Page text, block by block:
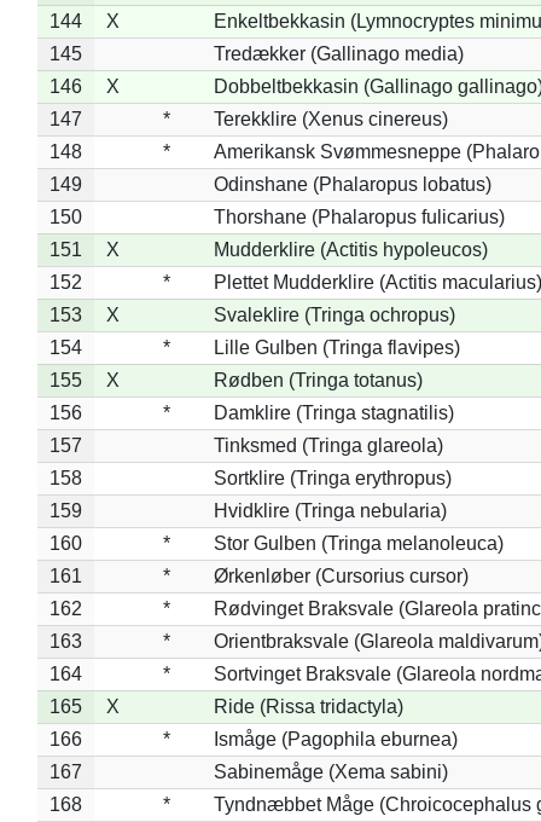
144
X
Enkeltbekkasin (Lymnocryptes
145
Tredækker (Gallinago media)
146
X
Dobbeltbekkasin (Gallinago
147
*
Terekklire (Xenus cinereus)
148
*
Amerikansk Svømmesneppe
149
Odinshane (Phalaropus lobatus)
150
Thorshane (Phalaropus fulicarius)
151
X
Mudderklire (Actitis hypoleucos)
152
*
Plettet Mudderklire (Actitis macularius)
153
X
Svaleklire (Tringa ochropus)
154
*
Lille Gulben (Tringa flavipes)
155
X
Rødben (Tringa totanus)
156
*
Damklire (Tringa stagnatilis)
157
Tinksmed (Tringa glareola)
158
Sortklire (Tringa erythropus)
159
Hvidklire (Tringa nebularia)
160
*
Stor Gulben (Tringa melanoleuca)
161
*
Ørkenløber (Cursorius cursor)
162
*
Rødvinget Braksvale (Glareola
163
*
Orientbraksvale (Glareola
164
*
Sortvinget Braksvale (Glareola
165
X
Ride (Rissa tridactyla)
166
*
Ismåge (Pagophila eburnea)
167
Sabinemåge (Xema sabini)
168
*
Tyndnæbbet Måge (Chroicocephalus